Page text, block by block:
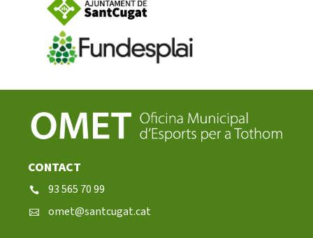
CONTACT
93 565 70 99
omet@santcugat.cat